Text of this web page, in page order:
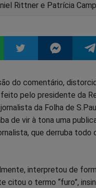
Rittner e Patrícia
Compartilhar
no
Twitter
no
Messenger
no
do comentário,
pelo presidente da
da Folha de
de vir à tona uma
que derruba todo
interpretou de
citou o termo “furo”,